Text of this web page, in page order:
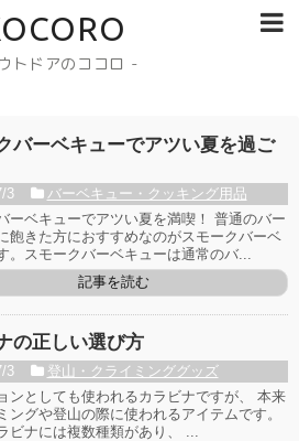
トドアのココロ -
バーベキューでアツい夏を過ご
3
バーベキュー・クッキング用品
ーベキューでアツい夏を満喫！ 普通のバー
飽きた方におすすめなのがスモークバーベ
。スモークバーベキューは通常のバ...
記事を読む
の正しい選び方
3
登山・クライミンググッズ
ンとしても使われるカラビナですが、 本来
ングや登山の際に使われるアイテムです。
ビナには複数種類があり、 ...